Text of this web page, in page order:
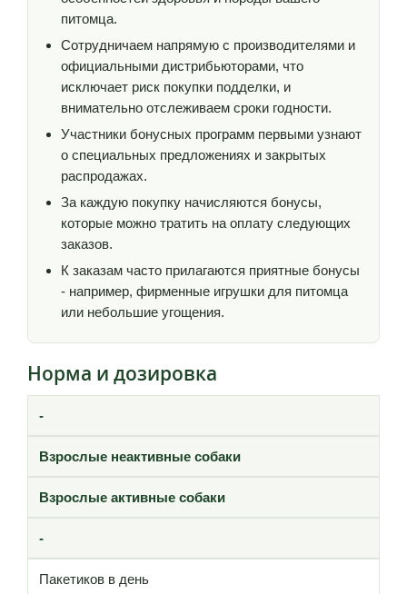
питомца.
Сотрудничаем напрямую с производителями и
официальными дистрибьюторами, что
исключает риск покупки подделки, и
внимательно отслеживаем сроки годности.
Участники бонусных программ первыми узнают
о специальных предложениях и закрытых
распродажах.
За каждую покупку начисляются бонусы,
которые можно тратить на оплату следующих
заказов.
К заказам часто прилагаются приятные бонусы
- например, фирменные игрушки для питомца
или небольшие угощения.
Норма и дозировка
-
Взрослые неактивные собаки
Взрослые активные собаки
-
Пакетиков в день